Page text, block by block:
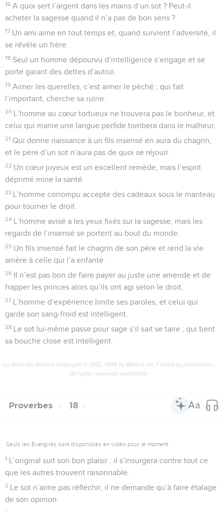
16 A quoi sert l’argent dans les mains d’un sot ? Peut-il
acheter la sagesse quand il n’a pas de bon sens ?
17 Un ami aime en tout temps et, quand survient l’adversité, il
se révèle un frère.
18 Seul un homme dépourvu d’intelligence s’engage et se
porte garant des dettes d’autrui.
19 Aimer les querelles, c’est aimer le péché ; qui fait
l’important, cherche sa ruine.
20 L’homme au cœur tortueux ne trouvera pas le bonheur, et
celui qui manie une langue perfide tombera dans le malheur.
21 Qui donne naissance à un fils insensé en aura du chagrin,
et le père d’un sot n’aura pas de quoi se réjouir.
22 Un cœur joyeux est un excellent remède, mais l’esprit
déprimé mine la santé.
23 L’homme corrompu accepte des cadeaux sous le manteau
pour tourner le droit.
24 L’homme avisé a les yeux fixés sur la sagesse, mais les
regards de l’insensé se portent au bout du monde.
25 Un fils insensé fait le chagrin de son père et rend la vie
amère à celle qui l’a enfanté.
26 Il n’est pas bon de faire payer au juste une amende et de
frapper les princes alors qu’ils ont agi selon le droit.
27 L’homme d’expérience limite ses paroles, et celui qui
garde son sang-froid est intelligent.
28 Le sot lui-même passe pour sage s’il sait se taire ; qui tient
sa bouche close est intelligent.
La Bible Du Semeur Copyright © 1992, 1999 by Biblica, Inc.® Used by permission.
All rights reserved worldwide.
Proverbes 18
Seuls les Évangiles sont disponibles en vidéo pour le moment.
1 L’original suit son bon plaisir : il s’insurgera contre tout ce
que les autres trouvent raisonnable.
2 Le sot n’aime pas réfléchir, il ne demande qu’à faire étalage
de son opinion.